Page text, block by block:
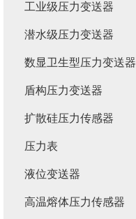
工业级压力变送器
潜水级压力变送器
数显卫生型压力变送器
盾构压力变送器
扩散硅压力传感器
压力表
液位变送器
高温熔体压力传感器